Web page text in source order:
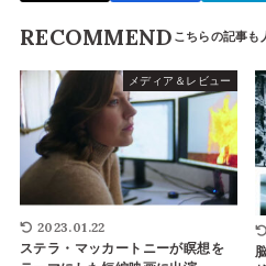
RECOMMEND
メディア＆レビュー
2023.01.22
ステラ・マッカートニーが瞑想を